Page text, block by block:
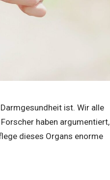
ist. Wir alle
haben argumentiert,
dieses Organs enorme